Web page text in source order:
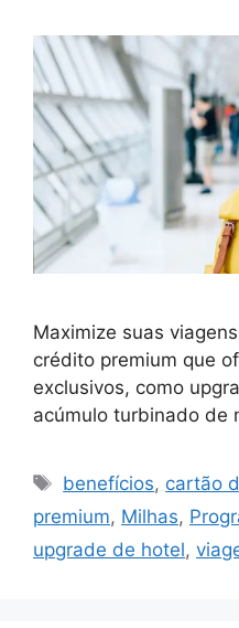
Maximize suas
crédito premium que
exclusivos, como
acúmulo turbinado de
Tags
benefícios, cartão
premium, Milhas,
upgrade de hotel,